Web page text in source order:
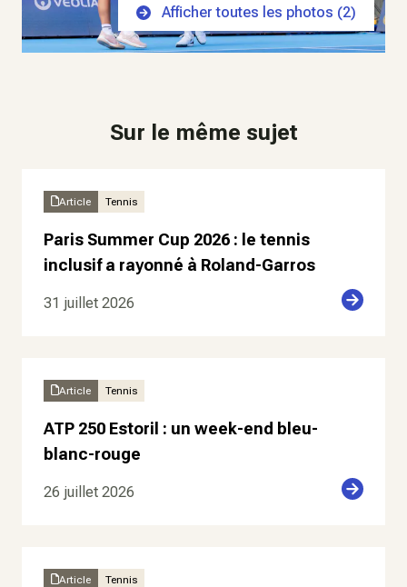
Afficher toutes les photos (2)
Sur le même sujet
Article Tennis
Paris Summer Cup 2026 : le tennis
inclusif a rayonné à Roland-Garros
31 juillet 2026
Article Tennis
ATP 250 Estoril : un week-end bleu-
blanc-rouge
26 juillet 2026
Article Tennis